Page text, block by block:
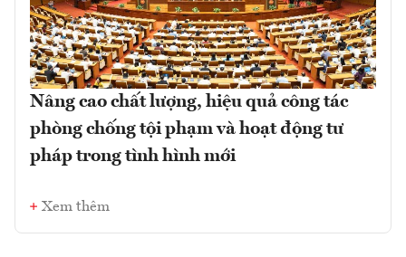
Nâng cao chất lượng, hiệu quả công tác
phòng chống tội phạm và hoạt động tư
pháp trong tình hình mới
Xem thêm